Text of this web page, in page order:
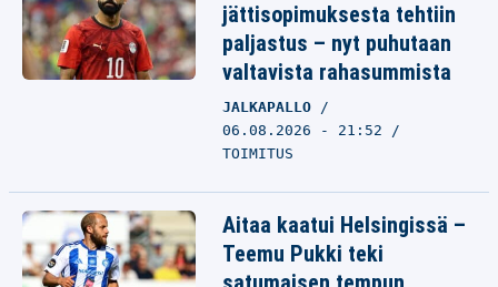
jättisopimuksesta tehtiin
paljastus – nyt puhutaan
valtavista rahasummista
JALKAPALLO
06.08.2026 - 21:52
TOIMITUS
Aitaa kaatui Helsingissä –
Teemu Pukki teki